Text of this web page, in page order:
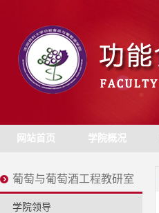
网站首页 学院概况
葡萄与葡萄酒工程教研室
学院领导